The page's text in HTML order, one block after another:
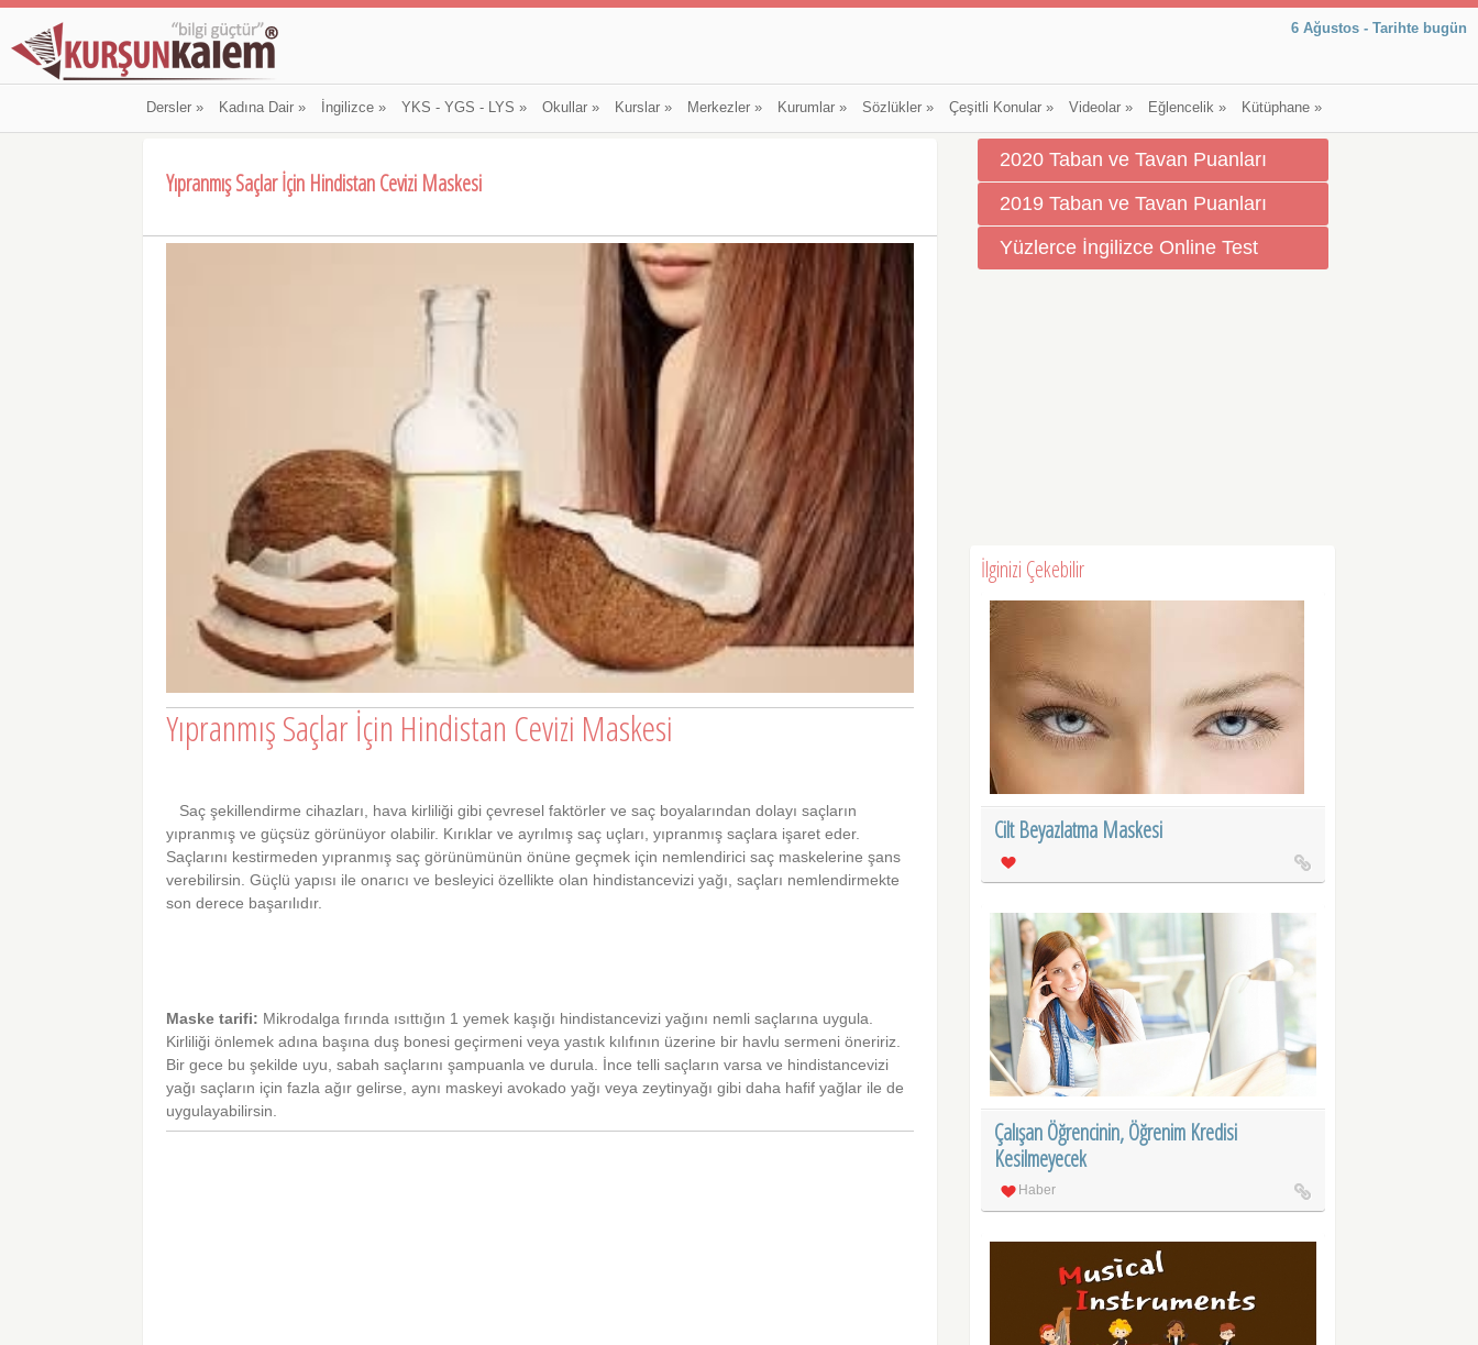
6 Ağustos - Tarihte bugün
Dersler» Kadına Dair» İngilizce» YKS - YGS - LYS » Okullar» Kurslar» Merkezler» Kurumlar» Sözlükler» Çeşitli Konular» Videolar» Eğlencelik» Kütüphane»
Yıpranmış Saçlar İçin Hindistan Cevizi Maskesi
Yıpranmış Saçlar İçin Hindistan Cevizi Maskesi
Saç şekillendirme cihazları, hava kirliliği gibi çevresel faktörler ve saç boyalarından dolayı saçların
yıpranmış ve güçsüz görünüyor olabilir. Kırıklar ve ayrılmış saç uçları, yıpranmış saçlara işaret eder.
Saçlarını kestirmeden yıpranmış saç görünümünün önüne geçmek için nemlendirici saç maskelerine şans
verebilirsin. Güçlü yapısı ile onarıcı ve besleyici özellikte olan hindistancevizi yağı, saçları nemlendirmekte
son derece başarılıdır.
Maske tarifi: Mikrodalga fırında ısıttığın 1 yemek kaşığı hindistancevizi yağını nemli saçlarına uygula.
Kirliliği önlemek adına başına duş bonesi geçirmeni veya yastık kılıfının üzerine bir havlu sermeni öneririz.
Bir gece bu şekilde uyu, sabah saçlarını şampuanla ve durula. İnce telli saçların varsa ve hindistancevizi
yağı saçların için fazla ağır gelirse, aynı maskeyi avokado yağı veya zeytinyağı gibi daha hafif yağlar ile de
uygulayabilirsin.
2020 Taban ve Tavan Puanları
2019 Taban ve Tavan Puanları
Yüzlerce İngilizce Online Test
İlginizi Çekebilir
Cilt Beyazlatma Maskesi
Çalışan Öğrencinin, Öğrenim Kredisi
Kesilmeyecek
Haber